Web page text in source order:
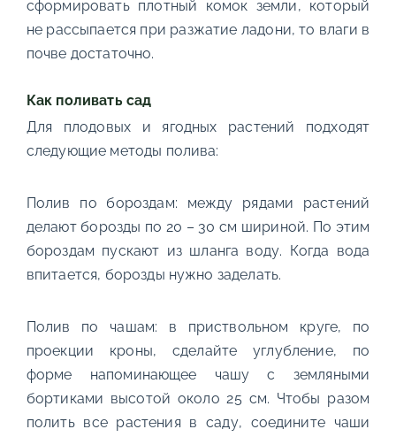
сформировать плотный комок земли, который
не рассыпается при разжатие ладони, то влаги в
почве достаточно.
Как поливать сад
Для плодовых и ягодных растений подходят
следующие методы полива:
Полив по бороздам: между рядами растений
делают борозды по 20 – 30 см шириной. По этим
бороздам пускают из шланга воду. Когда вода
впитается, борозды нужно заделать.
Полив по чашам: в приствольном круге, по
проекции кроны, сделайте углубление, по
форме напоминающее чашу с земляными
бортиками высотой около 25 см. Чтобы разом
полить все растения в саду, соедините чаши